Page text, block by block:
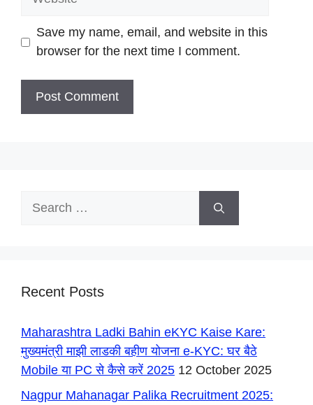
Save my name, email, and website in this
browser for the next time I comment.
Recent Posts
Maharashtra Ladki Bahin eKYC Kaise Kare:
मुख्यमंत्री माझी लाडकी बहीण योजना e-KYC: घर बैठे
Mobile या PC से कैसे करें 2025 12 October 2025
Nagpur Mahanagar Palika Recruitment 2025: